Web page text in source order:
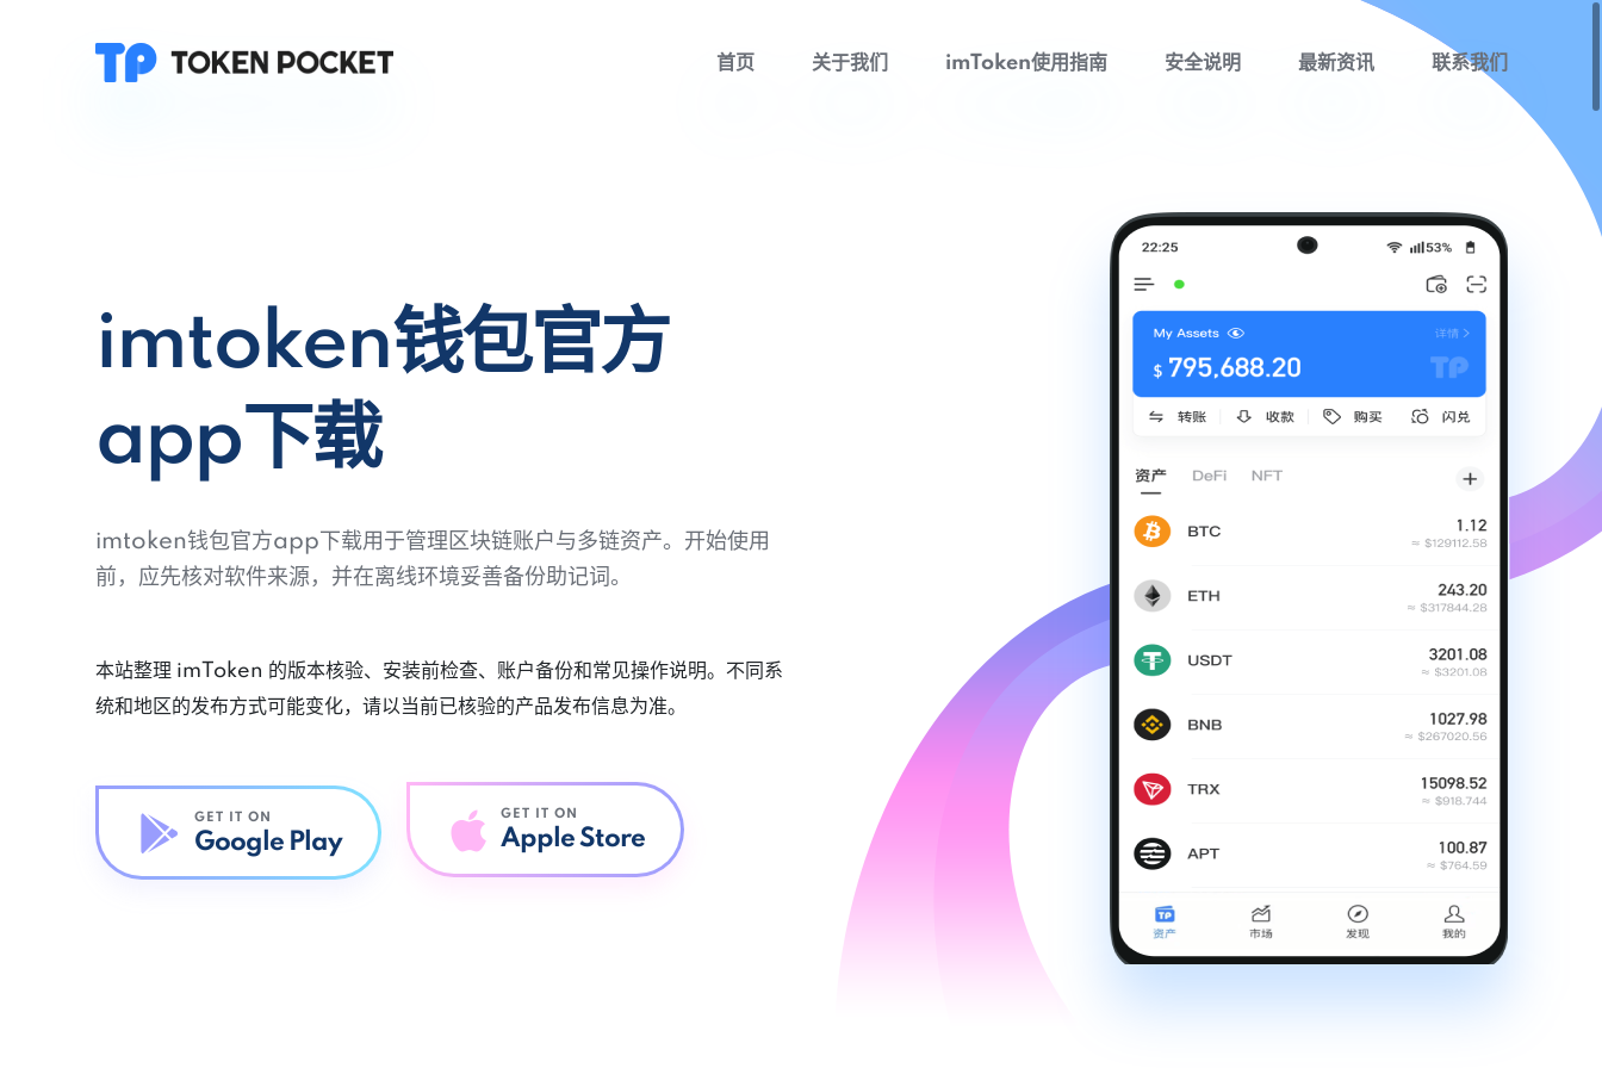
首页 关于我们 imToken使用指南 安全说明 最新资讯 联系我们
imtoken钱包官方
app下载
imtoken钱包官方app下载用于管理区块链账户与多链资产。开始使用
前，应先核对软件来源，并在离线环境妥善备份助记词。
本站整理 imToken 的版本核验、安装前检查、账户备份和常见操作说明。不同系
统和地区的发布方式可能变化，请以当前已核验的产品发布信息为准。
GET IT ON
Google Play
GET IT ON
Apple Store